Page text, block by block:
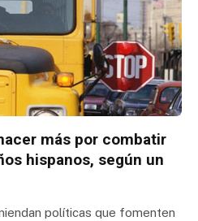
más por combatir
hispanos, según un
políticas que fomenten